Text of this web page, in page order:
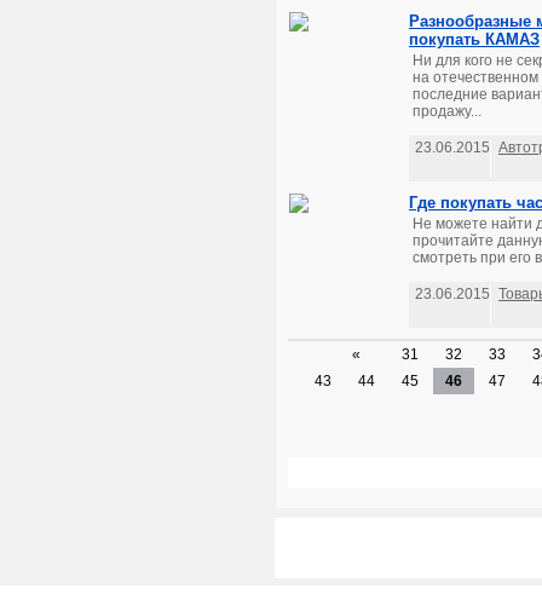
Разнообразные
покупать КАМАЗ
Ни для кого не
на
последние
продажу...
23.06.2015
Где покупать
Не можете найти
прочитайте
смотреть при его
23.06.2015
« 31 32 33
43
44 45 46 47